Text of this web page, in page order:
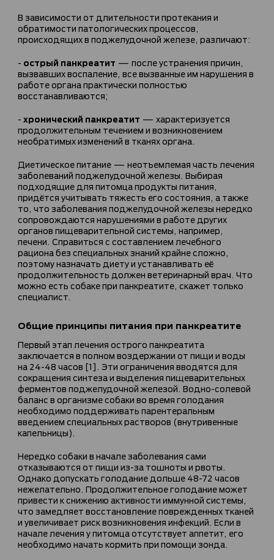
В зависимости от длительности протекания и
обратимости патологических процессов,
происходящих в поджелудочной железе, различают:
- острый панкреатит — после устранения причин,
вызвавших воспаление, все вызванные им нарушения в
работе органа практически полностью
восстанавливаются;
- хронический панкреатит — характеризуется
продолжительным течением и возникновением
необратимых изменений в тканях органа.
Диетическое питание — неотъемлемая часть лечения
заболеваний поджелудочной железы. Выбирая
подходящие для питомца продукты питания,
придётся учитывать тяжесть его состояния, а также
то, что заболевания поджелудочной железы нередко
сопровождаются нарушениями в работе других
органов пищеварительной системы, например,
печени. Справиться с составлением лечебного
рациона без специальных знаний крайне сложно,
поэтому назначать диету и устанавливать её
продолжительность должен ветеринарный врач. Что
можно есть собаке при панкреатите, скажет только
специалист.
Общие принципы питания при панкреатите
Первый этап лечения острого панкреатита
заключается в полном воздержании от пищи и воды
на 24-48 часов [1]. Эти ограничения вводятся для
сокращения синтеза и выделения пищеварительных
ферментов поджелудочной железой. Водно-солевой
баланс в организме собаки во время голодания
необходимо поддерживать парентеральным
введением специальных растворов (внутривенные
капельницы).
Нередко собаки в начале заболевания сами
отказываются от пищи из-за тошноты и рвоты.
Однако допускать голодание дольше 48-72 часов
нежелательно. Продолжительное голодание может
привести к снижению активности иммунной системы,
что замедляет восстановление поврежденных тканей
и увеличивает риск возникновения инфекций. Если в
начале лечения у питомца отсутствует аппетит, его
необходимо начать кормить при помощи зонда.